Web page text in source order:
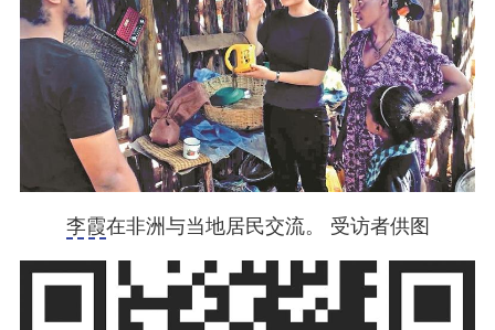
李霞在非洲与当地居民交流。 受访者供图